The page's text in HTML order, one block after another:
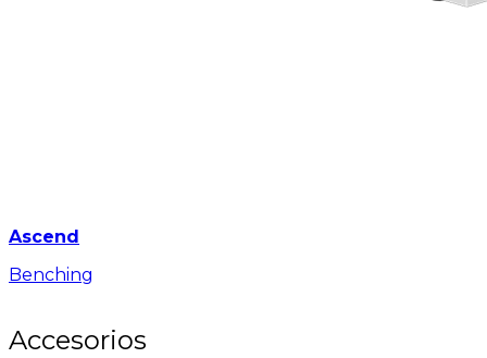
Ascend
Benching
Accesorios